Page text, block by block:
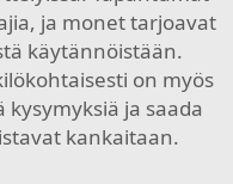
ja monet tarjoavat
käytännöistään.
on myös
ja saada
kankaitaan.